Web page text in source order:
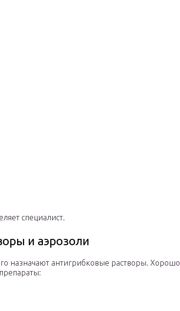
специалист.
и аэрозоли
назначают антигрибковые растворы. Хорошо